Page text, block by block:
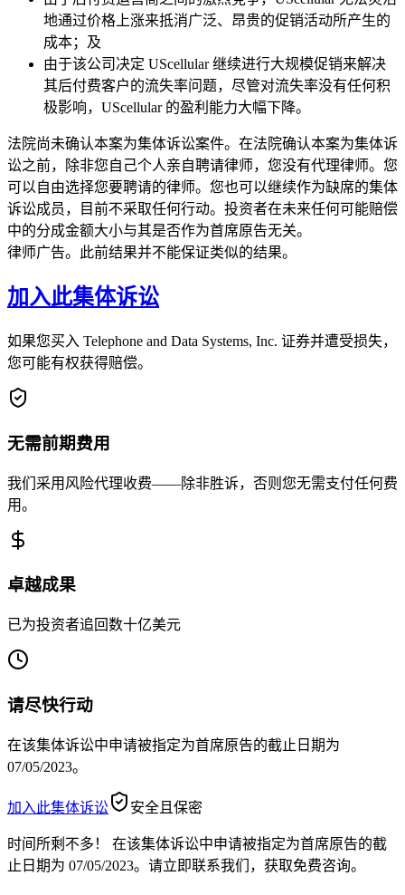
地通过价格上涨来抵消广泛、昂贵的促销活动所产生的
成本；及
由于该公司决定 UScellular 继续进行大规模促销来解决
其后付费客户的流失率问题，尽管对流失率没有任何积
极影响，UScellular 的盈利能力大幅下降。
法院尚未确认本案为集体诉讼案件。在法院确认本案为集体诉
讼之前，除非您自己个人亲自聘请律师，您没有代理律师。您
可以自由选择您要聘请的律师。您也可以继续作为缺席的集体
诉讼成员，目前不采取任何行动。投资者在未来任何可能赔偿
中的分成金额大小与其是否作为首席原告无关。
律师广告。此前结果并不能保证类似的结果。
加入此集体诉讼
如果您买入 Telephone and Data Systems, Inc. 证券并遭受损失，
您可能有权获得赔偿。
无需前期费用
我们采用风险代理收费——除非胜诉，否则您无需支付任何费
用。
卓越成果
已为投资者追回数十亿美元
请尽快行动
在该集体诉讼中申请被指定为首席原告的截止日期为
07/05/2023。
加入此集体诉讼 安全且保密
时间所剩不多！
在该集体诉讼中申请被指定为首席原告的截
止日期为 07/05/2023。请立即联系我们，获取免费咨询。